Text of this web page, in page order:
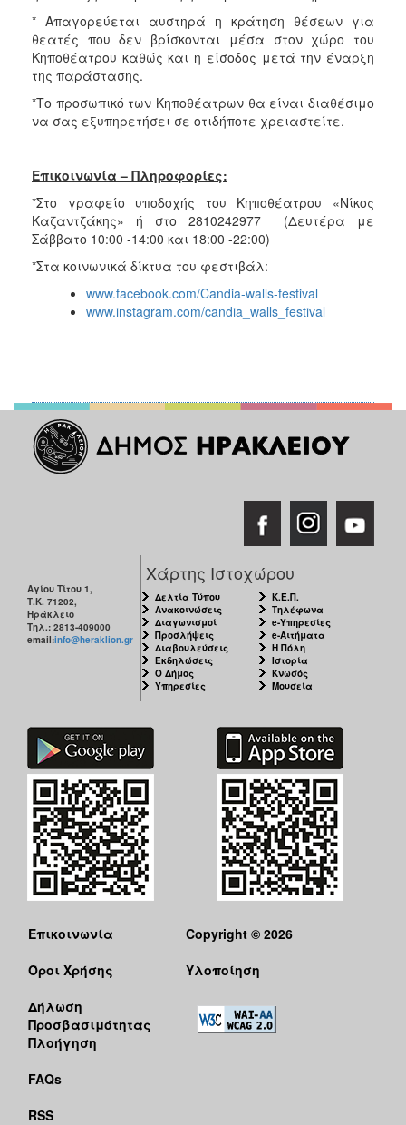
* Απαγορεύεται αυστηρά η κράτηση θέσεων για
θεατές που δεν βρίσκονται μέσα στον χώρο του
Κηποθέατρου καθώς και η είσοδος μετά την έναρξη
της παράστασης.
*Το προσωπικό των Κηποθέατρων θα είναι διαθέσιμο
να σας εξυπηρετήσει σε οτιδήποτε χρειαστείτε.
Επικοινωνία – Πληροφορίες:
*Στο γραφείο υποδοχής του Κηποθέατρου «Νίκος
Καζαντζάκης» ή στο 2810242977 (Δευτέρα με
Σάββατο 10:00 -14:00 και 18:00 -22:00)
*Στα κοινωνικά δίκτυα του φεστιβάλ:
www.facebook.com/Candia-walls-festival
www.instagram.com/candia_walls_festival
Αγίου Τίτου 1,
Τ.Κ. 71202,
Ηράκλειο
Τηλ.: 2813-409000
email:info@heraklion.gr
Χάρτης Ιστοχώρου
Δελτία Τύπου
Ανακοινώσεις
Διαγωνισμοί
Προσλήψεις
Διαβουλεύσεις
Εκδηλώσεις
Ο Δήμος
Υπηρεσίες
Κ.Ε.Π.
Τηλέφωνα
e-Υπηρεσίες
e-Αιτήματα
Η Πόλη
Ιστορία
Κνωσός
Μουσεία
Επικοινωνία
Όροι Χρήσης
Δήλωση
Προσβασιμότητας
Πλοήγηση
FAQs
RSS
Copyright © 2026
Υλοποίηση